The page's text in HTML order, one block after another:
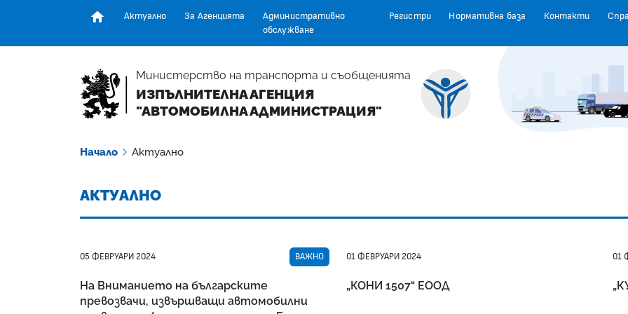
Актуално За Агенцията
Административно
обслужване
Регистри Нормативна база Контакти
Министерство на транспорта и съобщенията
ИЗПЪЛНИТЕЛНА АГЕНЦИЯ
"АВТОМОБИЛНА АДМИНИСТРАЦИЯ"
Начало Актуално
АКТУАЛНО
05 ФЕВРУАРИ 2024 ВАЖНО
На Вниманието на българските
превозвачи, извършващи автомобилни
01 ФЕВРУАРИ 2024
„КОНИ 1507“ ЕООД
01